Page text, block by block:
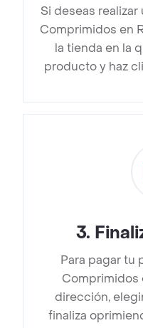
Si deseas
Comprimidos en
la tienda en la
producto y haz
3.
Para pagar tu
Comprimidos
dirección,
finaliza